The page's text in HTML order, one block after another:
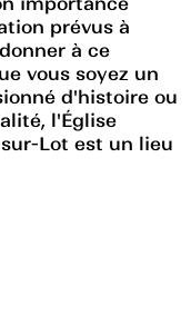
prévus à
à ce
vous soyez un
d'histoire ou
l'Église
Lot est un lieu